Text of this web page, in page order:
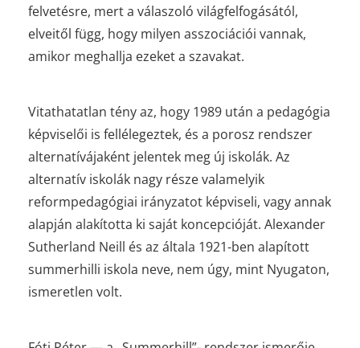
felvetésre, mert a válaszoló világfelfogásától,
elveitől függ, hogy milyen asszociációi vannak,
amikor meghallja ezeket a szavakat.
Vitathatatlan tény az, hogy 1989 után a pedagógia
képviselői is fellélegeztek, és a porosz rendszer
alternatívájaként jelentek meg új iskolák. Az
alternatív iskolák nagy része valamelyik
reformpedagógiai irányzatot képviseli, vagy annak
alapján alakította ki saját koncepcióját. Alexander
Sutherland Neill és az általa 1921-ben alapított
summerhilli iskola neve, nem úgy, mint Nyugaton,
ismeretlen volt.